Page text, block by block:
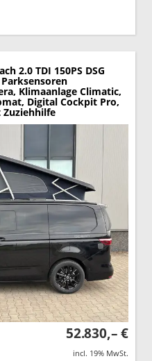
drucken
2.0 TDI 150PS DSG
Klimaanlage Climatic,
Digital Cockpit Pro,
52.830,– €
incl. 19% MwSt.